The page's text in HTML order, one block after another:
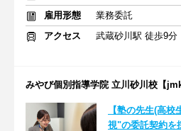
雇用形態
業務委託
アクセス
武蔵砂川駅 徒歩9分
みやび個別指導学院 立川砂川校【
【塾の先生(高
視"の委託契約を